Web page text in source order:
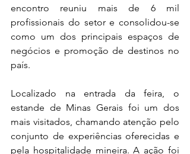
encontro reuniu mais de 6 mil
profissionais do setor e consolidou-se
como um dos principais espaços de
negócios e promoção de destinos no
país.
Localizado na entrada da feira, o
estande de Minas Gerais foi um dos
mais visitados, chamando atenção pelo
conjunto de experiências oferecidas e
pela hospitalidade mineira. A ação foi